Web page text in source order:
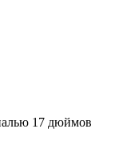
17 дюймов